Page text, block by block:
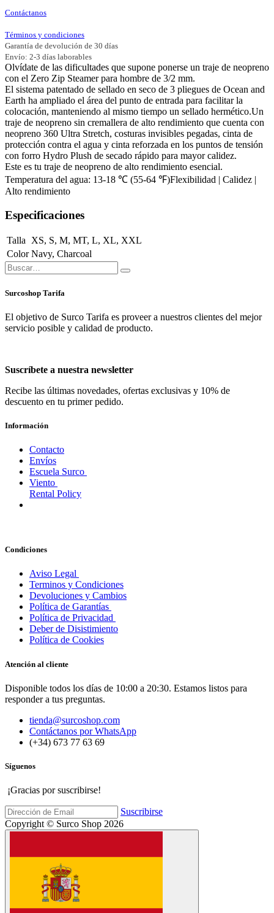
Contáctanos
Términos y condiciones
Garantía de devolución de 30 días
Envío: 2-3 días laborables
Olvídate de las dificultades que supone ponerse un traje de neopreno
con el Zero Zip Steamer para hombre de 3/2 mm.
El sistema patentado de sellado en seco de 3 pliegues de Ocean and
Earth ha ampliado el área del punto de entrada para facilitar la
colocación, manteniendo al mismo tiempo un sellado hermético.Un
traje de neopreno sin cremallera de alto rendimiento que cuenta con
neopreno 360 Ultra Stretch, costuras invisibles pegadas, cinta de
protección contra el agua y cinta reforzada en los puntos de tensión
con forro Hydro Plush de secado rápido para mayor calidez.
Este es tu traje de neopreno de alto rendimiento esencial.
Temperatura del agua: 13-18 ℃ (55-64 ℉)Flexibilidad | Calidez |
Alto rendimiento
Especificaciones
Talla XS, S, M, MT, L, XL, XXL
Color Navy, Charcoal
Surcoshop Tarifa
El objetivo de Surco Tarifa es proveer a nuestros clientes del mejor
servicio posible y calidad de producto.
Suscríbete a nuestra newsletter
Recibe las últimas novedades, ofertas exclusivas y 10% de
descuento en tu primer pedido.
Información
Contacto
Envíos
Escuela Surco
Viento
Rental Policy
Condiciones
Aviso Legal
Terminos y Condiciones
Devoluciones y Cambios
Política de Garantías
Política de Privacidad
Deber de Disistimiento
Política de Cookies
Atención al cliente
Disponible todos los días de 10:00 a 20:30. Estamos listos para
responder a tus preguntas.
tienda@surcoshop.com
Contáctanos por WhatsApp
(+34) 673 77 63 69
Síguenos
¡Gracias por suscribirse!
Suscribirse
Copyright © Surco Shop 2026